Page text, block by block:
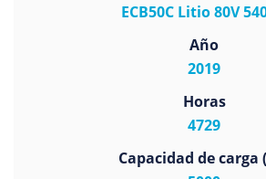
ECB50C Litio 80V
Año
2019
Horas
4729
Capacidad de carga